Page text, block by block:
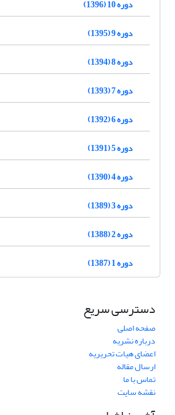
دوره 10 (1396)
دوره 9 (1395)
دوره 8 (1394)
دوره 7 (1393)
دوره 6 (1392)
دوره 5 (1391)
دوره 4 (1390)
دوره 3 (1389)
دوره 2 (1388)
دوره 1 (1387)
دسترسی سریع
صفحه اصلی
درباره نشریه
اعضای هیات تحریریه
ارسال مقاله
تماس با ما
نقشه سایت